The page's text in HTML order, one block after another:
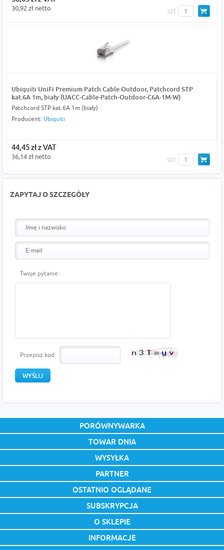
30,92 zł netto szt
Ubiquiti UniFi Premium Patch Cable Outdoor, Patchcord STP
kat.6A 1m, biały (UACC-Cable-Patch-Outdoor-C6A-1M-W)
Patchcord STP kat.6A 1m (biały)
Producent: Ubiquiti
44,45 zł z VAT
36,14 zł netto szt
ZAPYTAJ O SZCZEGÓŁY
Twoje pytanie:
Przepisz kod
PORÓWNYWARKA
TOWAR DNIA
WYSYŁKA
PARTNER
OSTATNIO OGLĄDANE
SUBSKRYPCJA
O SKLEPIE
INFORMACJE